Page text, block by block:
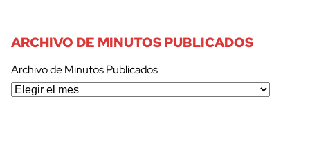
ARCHIVO DE MINUTOS PUBLICADOS
Archivo de Minutos Publicados